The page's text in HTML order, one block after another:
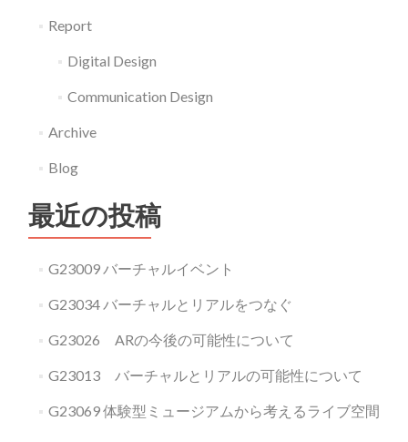
Report
Digital Design
Communication Design
Archive
Blog
最近の投稿
G23009 バーチャルイベント
G23034 バーチャルとリアルをつなぐ
G23026 ARの今後の可能性について
G23013 バーチャルとリアルの可能性について
G23069 体験型ミュージアムから考えるライブ空間